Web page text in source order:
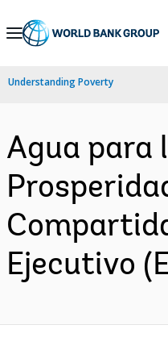
Skip
Navigation
Understanding Poverty
Agua para
Ejecutivo